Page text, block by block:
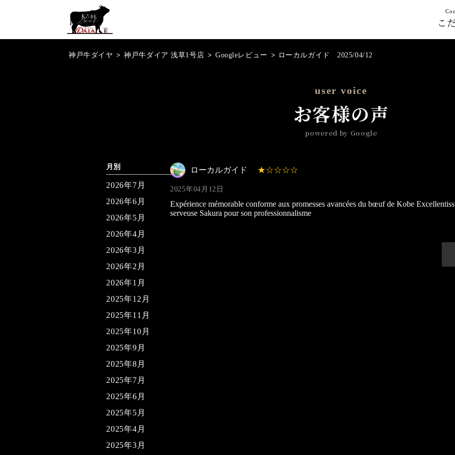
こ
神戸牛ダイヤ > 神戸牛ダイア 浅草1号店 > Googleレビュー > ローカルガイド 2025/04/12
user voice
お客様の声
powered by Google
ローカルガイド
2025年04月12日
Expérience mémorable conforme aux promesses avancées du bœuf de Kobe
serveuse Sakura pour son professionnalisme
月別
2026年7月
2026年6月
2026年5月
2026年4月
2026年3月
2026年2月
2026年1月
2025年12月
2025年11月
2025年10月
2025年9月
2025年8月
2025年7月
2025年6月
2025年5月
2025年4月
2025年3月